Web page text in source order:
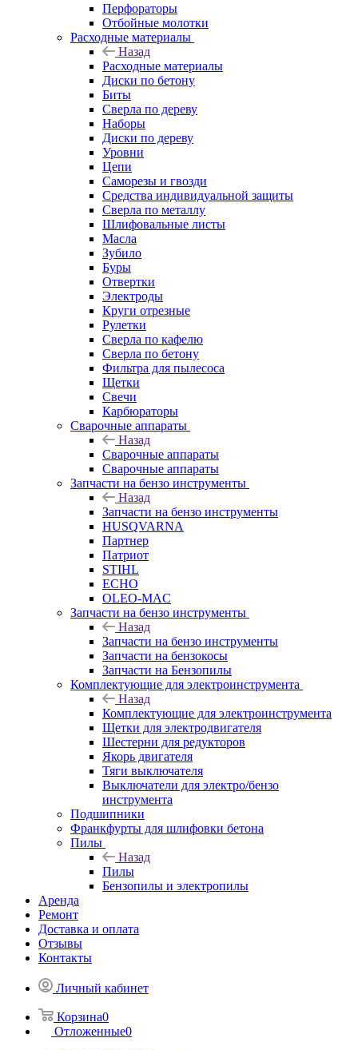
Перфораторы
Отбойные молотки
Расходные материалы
Назад
Расходные материалы
Диски по бетону
Биты
Сверла по дереву
Наборы
Диски по дереву
Уровни
Цепи
Саморезы и гвозди
Средства индивидуальной защиты
Сверла по металлу
Шлифовальные листы
Масла
Зубило
Буры
Отвертки
Электроды
Круги отрезные
Рулетки
Сверла по кафелю
Сверла по бетону
Фильтра для пылесоса
Щетки
Свечи
Карбюраторы
Сварочные аппараты
Назад
Сварочные аппараты
Сварочные аппараты
Запчасти на бензо инструменты
Назад
Запчасти на бензо инструменты
HUSQVARNA
Партнер
Патриот
STIHL
ECHO
OLEO-MAC
Запчасти на бензо инструменты
Назад
Запчасти на бензо инструменты
Запчасти на бензокосы
Запчасти на Бензопилы
Комплектующие для электроинструмента
Назад
Комплектующие для электроинструмента
Щетки для электродвигателя
Шестерни для редукторов
Якорь двигателя
Тяги выключателя
Выключатели для электро/бензо
инструмента
Подшипники
Франкфурты для шлифовки бетона
Пилы
Назад
Пилы
Бензопилы и электропилы
Аренда
Ремонт
Доставка и оплата
Отзывы
Контакты
Личный кабинет
Корзина0
Отложенные0